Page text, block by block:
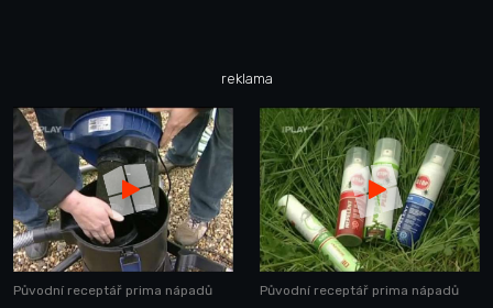
reklama
Původní receptář prima nápadů Původní receptář prima nápadů